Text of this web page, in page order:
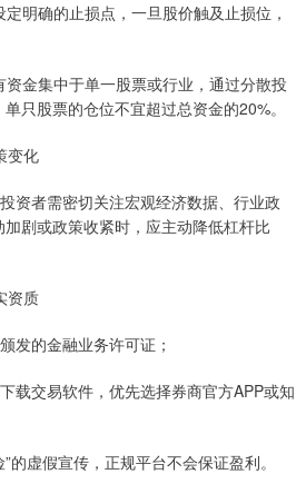
明确的止损点，一旦股价触及止损位，
金集中于单一股票或行业，通过分散投
只股票的仓位不宜超过总资金的20%。
变化
资者需密切关注宏观经济数据、行业政
剧或政策收紧时，应主动降低杠杆比
资质
发的金融业务许可证；
载交易软件，优先选择券商官方APP或知
的虚假宣传，正规平台不会保证盈利。